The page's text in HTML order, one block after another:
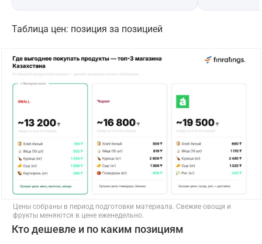
Таблица цен: позиция за позицией
Цены собраны в период подготовки материала. Свежие овощи и
фрукты меняются в цене еженедельно.
Кто дешевле и по каким позициям